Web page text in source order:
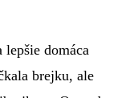
domáca
brejku, ale